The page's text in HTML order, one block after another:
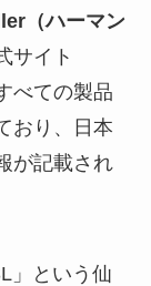
（ハーマン
サイト
べての製品
おり、日本
が記載され
」という仙